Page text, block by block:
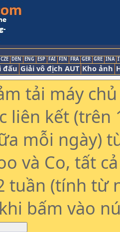
CZE DEN ENG ESP FAI FIN FRA GER GRE INA
đấu Giải vô địch AUT Kho ảnh
tải máy
liên kết (trên
mỗi ngày)
và Co, tất
tuần (tính từ
bấm vào